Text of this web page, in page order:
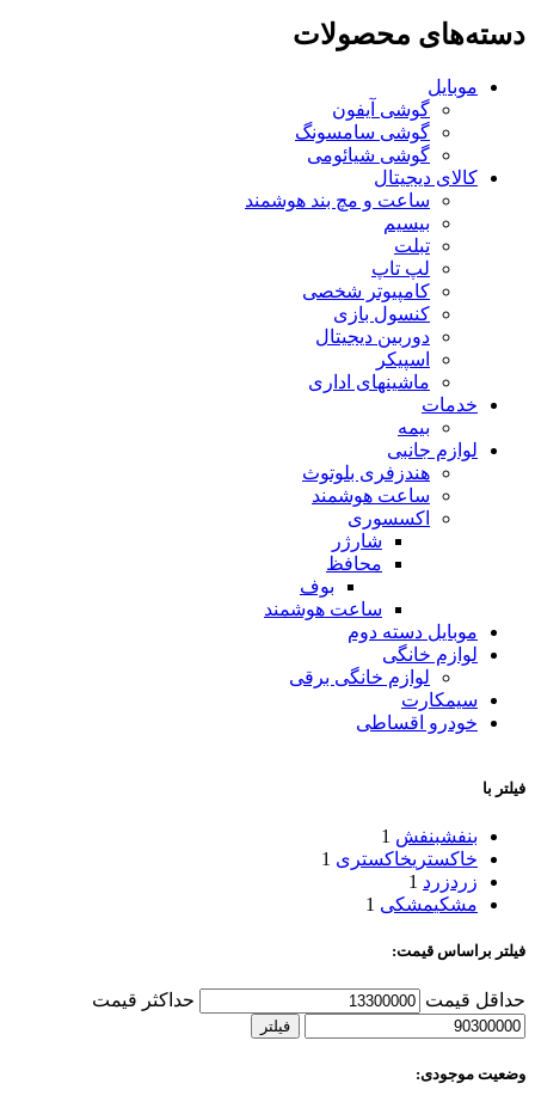
دسته‌های محصولات
موبایل
گوشی آیفون
گوشی سامسونگ
گوشی شیائومی
کالای دیجیتال
ساعت و مچ بند هوشمند
بیسیم
تبلت
لپ تاپ
کامپیوتر شخصی
کنسول بازی
دوربین دیجیتال
اسپیکر
ماشینهای اداری
خدمات
بیمه
لوازم جانبی
هندزفری بلوتوث
ساعت هوشمند
اکسسوری
شارژر
محافظ
بوف
ساعت هوشمند
موبایل دسته دوم
لوازم خانگی
لوازم خانگی برقی
سیمکارت
خودرو اقساطی
فیلتر با
بنفشبنفش 1
خاکستریخاکستری 1
زردزرد 1
مشکیمشکی 1
فیلتر براساس قیمت:
حداقل قیمت حداکثر قیمت
فیلتر
وضعیت موجودی: